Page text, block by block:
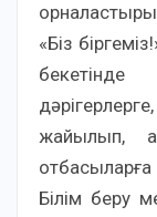
«Біз
жайылып,
отбасыларға
Білім беру